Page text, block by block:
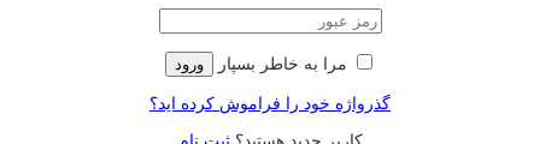
مرا به خاطر بسپار ورود
گذرواژه خود را فراموش کرده اید؟